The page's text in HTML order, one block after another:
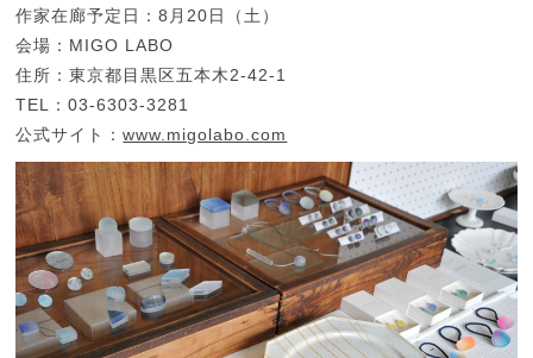
作家在廊予定日：8月20日（土）
会場：MIGO LABO
住所：東京都目黒区五本木2-42-1
TEL：03-6303-3281
公式サイト：www.migolabo.com